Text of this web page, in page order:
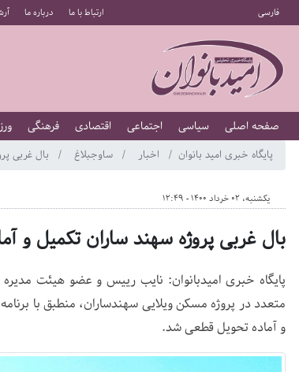
فارسی ارتباط با ما درباره ما
صفحه اصلی سیاسی اجتماعی اقتصادی فرهنگی
پایگاه خبری امید بانوان اخبار ساوجبلاغ بال غربی
یکشنبه، 02 خرداد 1400 - 12:49
بال غربی پروژه سهند ساران تکمیل و
پایگاه خبری امیدبانوان: نایب رییس و عضو هیئت
متعدد در پروژه مسکن ویلایی سهندساران، منطبق با
و آماده تحویل قطعی شد.